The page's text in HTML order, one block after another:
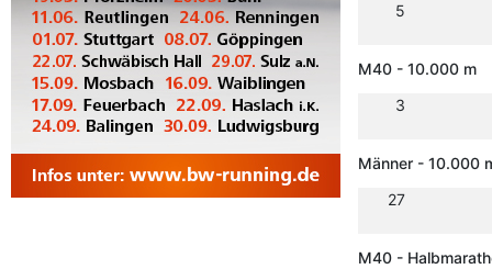
5
M40 - 10.000 m
3
Männer - 10.000
27
M40 -